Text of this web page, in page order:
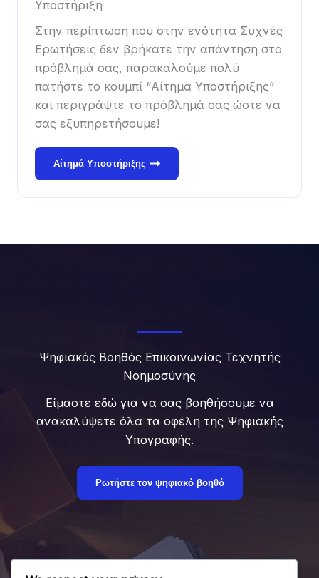
Υποστήριξη
Στην περίπτωση που στην ενότητα Συχνές
Ερωτήσεις δεν βρήκατε την απάντηση στο
πρόβλημά σας, παρακαλούμε πολύ
πατήστε το κουμπί “Αίτημα Υποστήριξης”
και περιγράψτε το πρόβλημά σας ώστε να
σας εξυπηρετήσουμε!
Αίτημά Υποστήριξης
Ψηφιακός Βοηθός Επικοινωνίας Τεχνητής
Νοημοσύνης
Είμαστε εδώ για να σας βοηθήσουμε να
ανακαλύψετε όλα τα οφέλη της Ψηφιακής
Υπογραφής.
Ρωτήστε τον ψηφιακό βοηθό